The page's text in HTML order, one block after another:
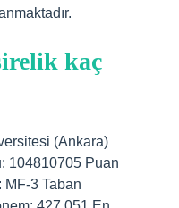
kaç
(Ankara)
104810705 Puan
3 Taban